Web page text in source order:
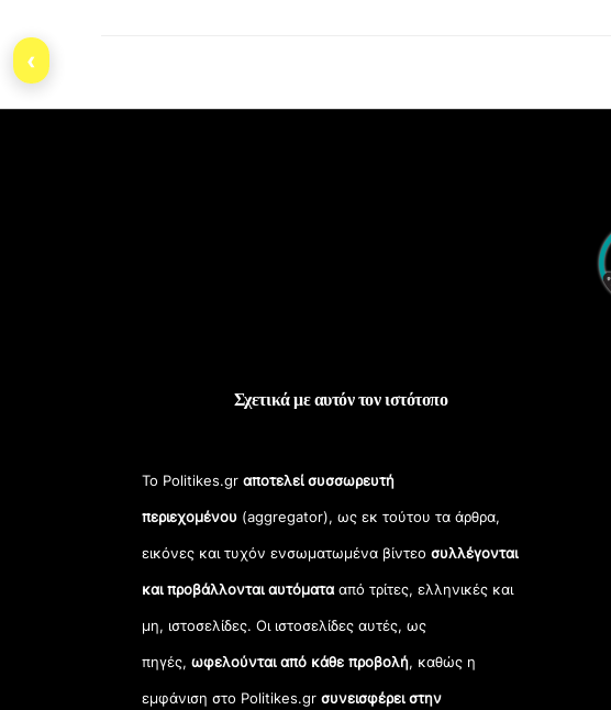
Σχετικά με αυτόν τον ιστότοπο
Το Politikes.grαποτελεί συσσωρευτή
περιεχομένου (aggregator), ως εκ τούτου τα άρθρα,
εικόνες και τυχόν ενσωματωμένα βίντεοσυλλέγονται
και προβάλλονται αυτόματααπό τρίτες, ελληνικές και
μη, ιστοσελίδες. Οι ιστοσελίδες αυτές, ως
πηγές,ωφελούνται από κάθε προβολή, καθώς η
εμφάνιση στο Politikes.gr συνεισφέρει στην
‹